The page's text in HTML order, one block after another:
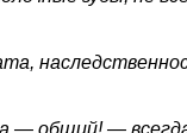
— общий! —